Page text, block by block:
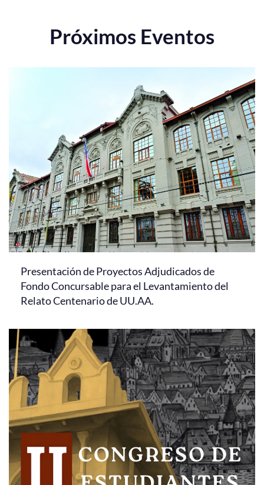
Próximos Eventos
Presentación de Proyectos Adjudicados de
Fondo Concursable para el Levantamiento del
Relato Centenario de UU.AA.